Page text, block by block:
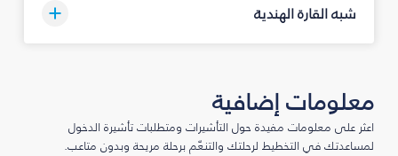
شبه القارة الهندية
معلومات إضافية
اعثر على معلومات مفيدة حول التأشيرات ومتطلبات تأشيرة الدخول
لمساعدتك في التخطيط لرحلتك والتنعّم برحلة مريحة وبدون متاعب.